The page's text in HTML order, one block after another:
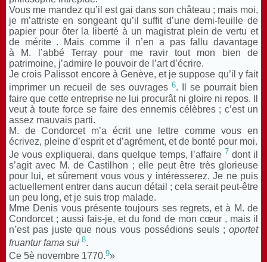
Vous me mandez qu’il est gai dans son château ; mais moi,
je m’attriste en songeant qu’il suffit d’une demi-feuille de
papier pour ôter la liberté à un magistrat plein de vertu et
de mérite . Mais comme il n’en a pas fallu davantage
à M. l’abbé Terray pour me ravir tout mon bien de
patrimoine, j’admire le pouvoir de l’art d’écrire.
Je crois Palissot encore à Genève, et je suppose qu’il y fait
imprimer un recueil de ses ouvrages 6. Il se pourrait bien
faire que cette entreprise ne lui procurât ni gloire ni repos. Il
veut à toute force se faire des ennemis célèbres ; c’est un
assez mauvais parti.
M. de Condorcet m’a écrit une lettre comme vous en
écrivez, pleine d’esprit et d’agrément, et de bonté pour moi.
Je vous expliquerai, dans quelque temps, l’affaire 7 dont il
s’agit avec M. de Castilhon ; elle peut être très glorieuse
pour lui, et sûrement vous vous y intéresserez. Je ne puis
actuellement entrer dans aucun détail ; cela serait peut-être
un peu long, et je suis trop malade.
Mme Denis vous présente toujours ses regrets, et à M. de
Condorcet ; aussi fais-je, et du fond de mon cœur , mais il
n’est pas juste que nous vous possédions seuls ; oportet
fruantur fama sui 8.
Ce 5è novembre 1770.9»